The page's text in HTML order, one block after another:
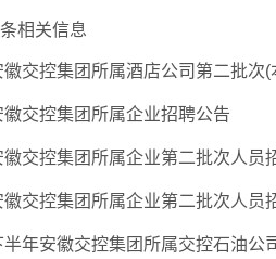
相关信息
徽交控集团所属酒店公司第二批次
徽交控集团所属企业招聘公告
徽交控集团所属企业第二批次人员
徽交控集团所属企业第二批次人员
半年安徽交控集团所属交控石油公